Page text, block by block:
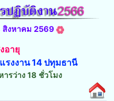
สิงหาคม 2569
อายุ
งงาน 14 ปทุมธานี
รว่าง 18 ชั่วโมง